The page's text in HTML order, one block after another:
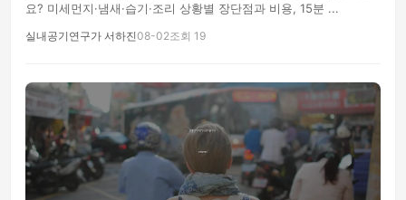
요? 미세먼지·냄새·습기·조리 상황별 장단점과 비용, 15분 ...
실내공기연구가 서하진08-02조회 19